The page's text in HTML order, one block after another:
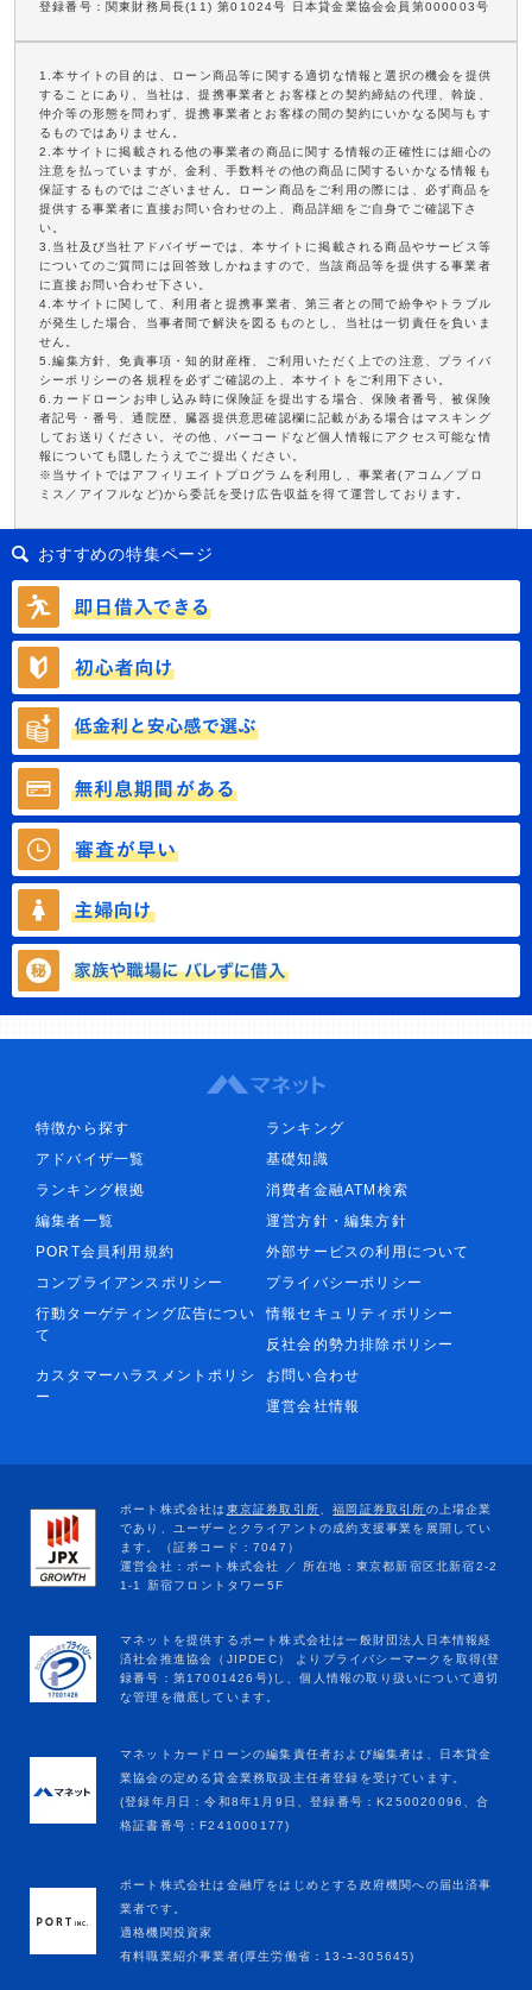
登録番号：関東財務局長(11) 第01024号 日本貸金業協会会員第000003号
1.本サイトの目的は、ローン商品等に関する適切な情報と選択の機会を提供
することにあり、当社は、提携事業者とお客様との契約締結の代理、斡旋、
仲介等の形態を問わず、提携事業者とお客様の間の契約にいかなる関与もす
るものではありません。
2.本サイトに掲載される他の事業者の商品に関する情報の正確性には細心の
注意を払っていますが、金利、手数料その他の商品に関するいかなる情報も
保証するものではございません。ローン商品をご利用の際には、必ず商品を
提供する事業者に直接お問い合わせの上、商品詳細をご自身でご確認下さ
い。
3.当社及び当社アドバイザーでは、本サイトに掲載される商品やサービス等
についてのご質問には回答致しかねますので、当該商品等を提供する事業者
に直接お問い合わせ下さい。
4.本サイトに関して、利用者と提携事業者、第三者との間で紛争やトラブル
が発生した場合、当事者間で解決を図るものとし、当社は一切責任を負いま
せん。
5.編集方針、免責事項・知的財産権、ご利用いただく上での注意、プライバ
シーポリシーの各規程を必ずご確認の上、本サイトをご利用下さい。
6.カードローンお申し込み時に保険証を提出する場合、保険者番号、被保険
者記号・番号、通院歴、臓器提供意思確認欄に記載がある場合はマスキング
してお送りください。その他、バーコードなど個人情報にアクセス可能な情
報についても隠したうえでご提出ください。
※当サイトではアフィリエイトプログラムを利用し、事業者(アコム／プロ
ミス／アイフルなど)から委託を受け広告収益を得て運営しております。
おすすめの特集ページ
特徴から探す
ランキング
アドバイザ一覧
基礎知識
ランキング根拠
消費者金融ATM検索
編集者一覧
運営方針・編集方針
PORT会員利用規約
外部サービスの利用について
コンプライアンスポリシー
プライバシーポリシー
行動ターゲティング広告につい
て
情報セキュリティポリシー
反社会的勢力排除ポリシー
カスタマーハラスメントポリシ
ー
お問い合わせ
運営会社情報
マネットカードローンの編集責任者および編集者は、日本貸金
業協会の定める貸金業務取扱主任者登録を受けています。
(登録年月日：令和8年1月9日、登録番号：K250020096、合
格証書番号：F241000177)
ポート株式会社は金融庁をはじめとする政府機関への届出済事
業者です。
適格機関投資家
有料職業紹介事業者(厚生労働省：13-ﾕ-305645)